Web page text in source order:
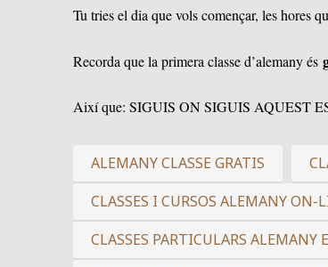
Tu tries el dia que vols començar, les hores
Recorda que la primera classe d’alemany és
Així que: SIGUIS ON SIGUIS
ALEMANY CLASSE GRATIS
CLASSES I CURSOS ALEMANY
CLASSES PARTICULARS ALEMANY